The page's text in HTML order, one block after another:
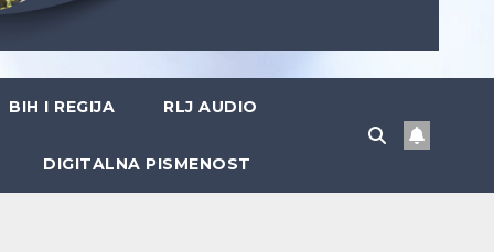
BIH I REGIJA RLJ AUDIO
DIGITALNA PISMENOST